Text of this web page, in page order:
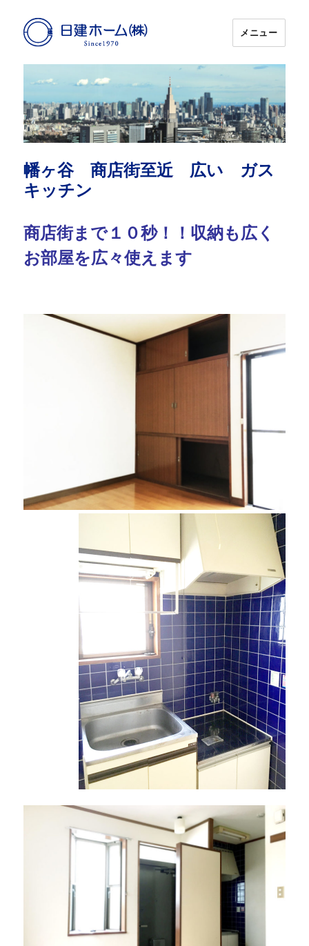
日建ホーム
メニュー
幡ヶ谷 商店街至近 広い ガス
キッチン
商店街まで１０秒！！収納も広く
お部屋を広々使えます